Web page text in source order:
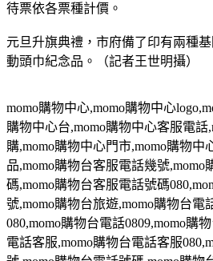
待票依各票種計價。
元旦升旗典禮，市府備了印有兩種
動頭巾紀念品。（記者王世明攝）
momo購物中心,momo購物中心
購物中心台,momo購物中心客服電話
購,momo購物中心門市,momo購物中
品,momo購物台客服電話幾號,momo
碼,momo購物台客服電話號碼
號,momo購物台旅遊,momo購物台電
080,momo購物台電話0809,momo購
電話客服,momo購物台電話客服